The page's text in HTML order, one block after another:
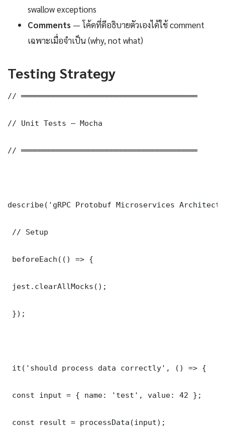
swallow exceptions
Comments — โค้ดที่ดีอธิบายตัวเองได้ใช้ comment
เฉพาะเมื่อจำเป็น (why, not what)
Testing Strategy
// ═══════════════════════════════════════
// Unit Tests — Mocha
// ═══════════════════════════════════════
describe('gRPC Protobuf Microservices
// Setup
beforeEach(() => {
jest.clearAllMocks();
});
it('should process data correctly', () => {
const input = { name: 'test', value: 42 };
const result = processData(input);